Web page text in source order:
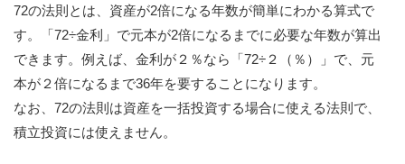
72の法則とは、資産が2倍になる年数が簡単にわかる算式で
す。「72÷金利」で元本が2倍になるまでに必要な年数が算出
できます。例えば、金利が２％なら「72÷２（％）」で、元
本が２倍になるまで36年を要することになります。
なお、72の法則は資産を一括投資する場合に使える法則で、
積立投資には使えません。